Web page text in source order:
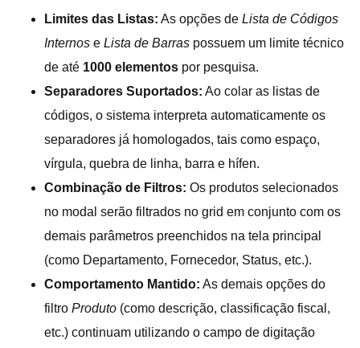
Limites das Listas: As opções de Lista de Códigos
Internos e Lista de Barras possuem um limite técnico
de até 1000 elementos por pesquisa.
Separadores Suportados: Ao colar as listas de
códigos, o sistema interpreta automaticamente os
separadores já homologados, tais como espaço,
vírgula, quebra de linha, barra e hífen.
Combinação de Filtros: Os produtos selecionados
no modal serão filtrados no grid em conjunto com os
demais parâmetros preenchidos na tela principal
(como Departamento, Fornecedor, Status, etc.).
Comportamento Mantido: As demais opções do
filtro Produto (como descrição, classificação fiscal,
etc.) continuam utilizando o campo de digitação